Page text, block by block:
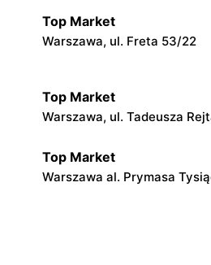
Top Market
Warszawa, ul. Freta 53/22
Top Market
Warszawa, ul. Tadeusza
Top Market
Warszawa al. Prymasa